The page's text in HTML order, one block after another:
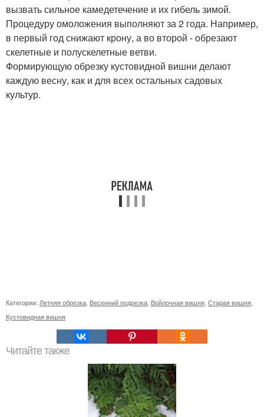
вызвать сильное камедетечение и их гибель зимой.
Процедуру омоложения выполняют за 2 года. Например,
в первый год снижают крону, а во второй - обрезают
скелетные и полускелетные ветви.
Формирующую обрезку кустовидной вишни делают
каждую весну, как и для всех остальных садовых
культур.
Категории: Летняя обрезка Весенний подрезка Войлочная вишня Старая вишня
Кустовидная вишня
Читайте также